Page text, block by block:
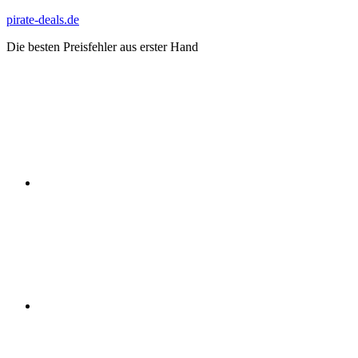
Zum
springen
pirate-deals.de
Die besten Preisfehler aus erster Hand